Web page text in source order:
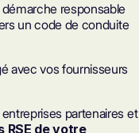
responsable
un code de conduite
avec vos fournisseurs
partenaires et
RSE de votre